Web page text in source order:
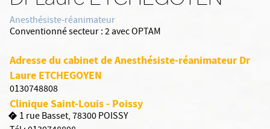
Anesthésiste-réanimateur
Conventionné secteur :2 avec OPTAM
Adresse du cabinet de Anesthésiste-réanimateur Dr
Laure ETCHEGOYEN
0130748808
Clinique Saint-Louis - Poissy
1 rue Basset, 78300 POISSY